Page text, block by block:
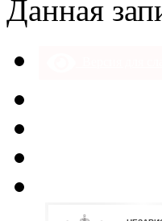
Данная